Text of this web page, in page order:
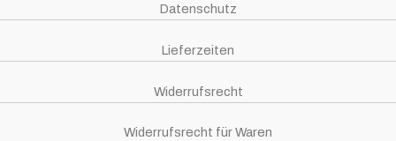
Datenschutz
Lieferzeiten
Widerrufsrecht
Widerrufsrecht für Waren